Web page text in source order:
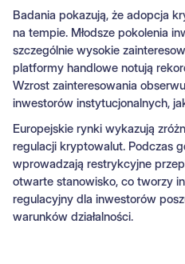
Badania pokazują, że adopcja
na tempie. Młodsze pokolenia
szczególnie wysokie
platformy handlowe notują
Wzrost zainteresowania
inwestorów instytucjonalnych,
Europejskie rynki wykazują
regulacji kryptowalut. Podczas
wprowadzają restrykcyjne
otwarte stanowisko, co tworzy
regulacyjny dla inwestorów
warunków działalności.